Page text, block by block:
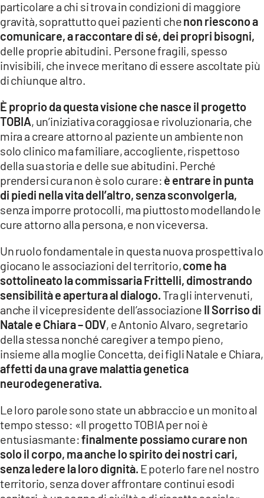
particolare a chi si trova in condizioni di maggiore
gravità, soprattutto quei pazienti chenon riescono a
comunicare, a raccontare di sé, dei propri bisogni,
delle proprie abitudini. Persone fragili, spesso
invisibili, che invece meritano di essere ascoltate più
di chiunque altro.
È proprio da questa visione che nasce il progetto
TOBIA, un’iniziativa coraggiosa e rivoluzionaria, che
mira a creare attorno al paziente un ambiente non
solo clinico ma familiare, accogliente, rispettoso
della sua storia e delle sue abitudini. Perché
prendersi cura non è solo curare: è entrare in punta
di piedi nella vita dell’altro, senza sconvolgerla,
senza imporre protocolli, ma piuttosto modellando le
cure attorno alla persona, e non viceversa.
Un ruolo fondamentale in questa nuova prospettiva lo
giocano le associazioni del territorio,come ha
sottolineato la commissaria Frittelli, dimostrando
sensibilità e apertura al dialogo.Tra gli intervenuti,
anche il vicepresidente dell’associazione Il Sorriso di
Natale e Chiara – ODV, e Antonio Alvaro, segretario
della stessa nonché caregiver a tempo pieno,
insieme alla moglie Concetta, dei figli Natale e Chiara,
affetti da una grave malattia genetica
neurodegenerativa.
Le loro parole sono state un abbraccio e un monito al
tempo stesso: «Il progetto TOBIA per noi è
entusiasmante:finalmente possiamo curare non
solo il corpo, ma anche lo spirito dei nostri cari,
senza ledere la loro dignità. E poterlo fare nel nostro
territorio, senza dover affrontare continui esodi